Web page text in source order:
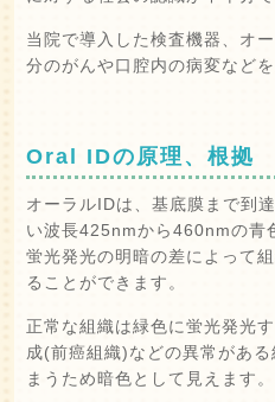
当院で導入した検査機器、オ
分のがんや口腔内の病変など
Oral IDの原理、根拠
オーラルIDは、基底膜まで到
い波長425nmから460nmの青
蛍光発光の明暗の差によって
ることができます。
正常な組織は緑色に蛍光発光
成(前癌組織)などの異常があ
まうため暗色として見えます。